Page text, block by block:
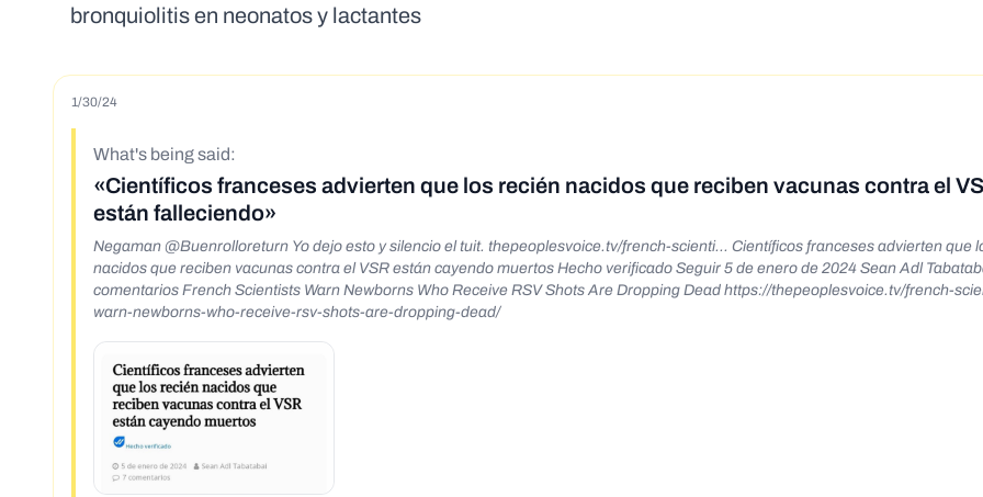
bronquiolitis en neonatos y lactantes
1/30/24
What's being said:
«Científicos franceses advierten que los recién nacidos que reciben vacunas contra el
están falleciendo»
Negaman @Buenrolloreturn Yo dejo esto y silencio el tuit. thepeoplesvoice.tv/french-scienti... Científicos franceses advierten que
nacidos que reciben vacunas contra el VSR están cayendo muertos Hecho verificado Seguir 5 de enero de 2024 Sean Adl
comentarios French Scientists Warn Newborns Who Receive RSV Shots Are Dropping Dead https://thepeoplesvoice.tv/french-
warn-newborns-who-receive-rsv-shots-are-dropping-dead/